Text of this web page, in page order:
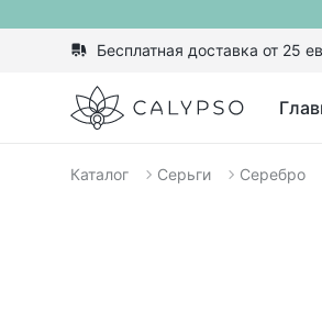
Бесплатная доставка от 25
Calypso
Каталог Серьги Серебро